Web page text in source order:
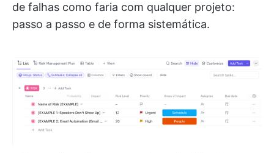
de falhas como faria com qualquer projeto:
passo a passo e de forma sistemática.